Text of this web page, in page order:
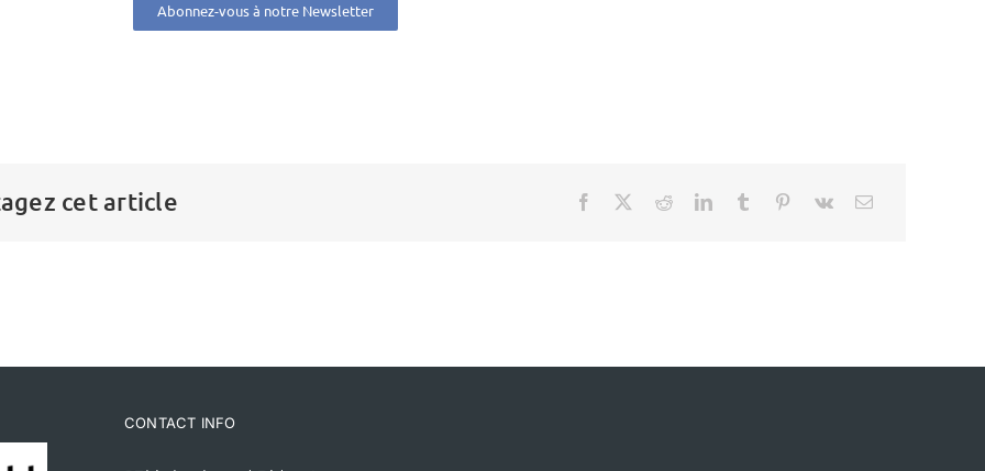
Abonnez-vous à notre Newsletter
cet article
CONTACT INFO